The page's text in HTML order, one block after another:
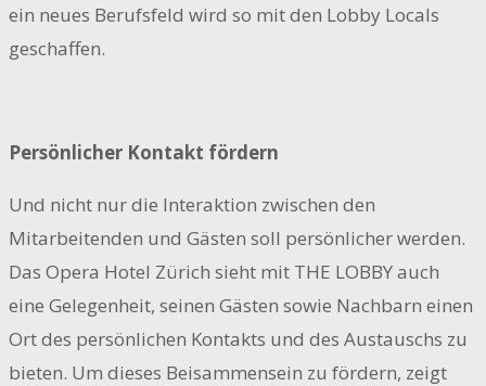
ein neues Berufsfeld wird so mit den Lobby Locals
geschaffen.
Persönlicher Kontakt fördern
Und nicht nur die Interaktion zwischen den
Mitarbeitenden und Gästen soll persönlicher werden.
Das Opera Hotel Zürich sieht mit THE LOBBY auch
eine Gelegenheit, seinen Gästen sowie Nachbarn einen
Ort des persönlichen Kontakts und des Austauschs zu
bieten. Um dieses Beisammensein zu fördern, zeigt